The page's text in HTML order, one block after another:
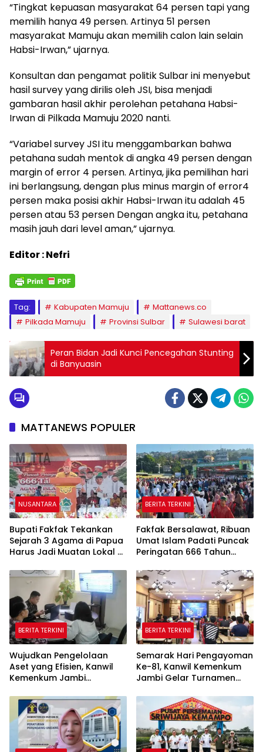
“Tingkat kepuasan masyarakat 64 persen tapi yang
memilih hanya 49 persen. Artinya 51 persen
masyarakat Mamuju akan memilih calon lain selain
Habsi-Irwan,” ujarnya.
Konsultan dan pengamat politik Sulbar ini menyebut
hasil survey yang dirilis oleh JSI, bisa menjadi
gambaran hasil akhir perolehan petahana Habsi-
Irwan di Pilkada Mamuju 2020 nanti.
“Variabel survey JSI itu menggambarkan bahwa
petahana sudah mentok di angka 49 persen dengan
margin of error 4 persen. Artinya, jika pemilihan hari
ini berlangsung, dengan plus minus margin of error4
persen maka posisi akhir Habsi-Irwan itu adalah 45
persen atau 53 persen Dengan angka itu, petahana
masih jauh dari level aman,” ujarnya.
Editor : Nefri
Tag: Kabupaten Mamuju
Mattanews.co
Pilkada Mamuju
Provinsi Sulbar Sulawesi barat
Peran Bidan Jadi Kunci Pencegahan Stunting
di Banyuasin
MATTANEWS POPULER
NUSANTARA
Bupati Fakfak Tekankan
Sejarah 3 Agama di Papua
Harus Jadi Muatan Lokal di
BERITA TERKINI
Fakfak Bersalawat, Ribuan
Umat Islam Padati Puncak
Peringatan 666 Tahun
BERITA TERKINI
Wujudkan Pengelolaan
Aset yang Efisien, Kanwil
Kemenkum Jambi
Secara Transparan
BERITA TERKINI
Semarak Hari Pengayoman
Ke-81, Kanwil Kemenkum
Jambi Gelar Turnamen